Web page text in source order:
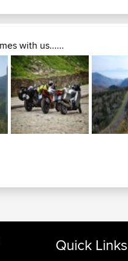
with us......
Quick Links